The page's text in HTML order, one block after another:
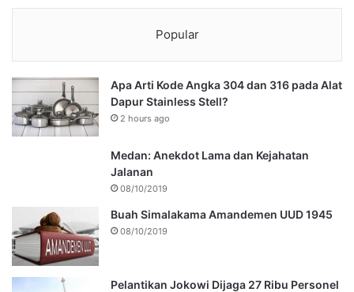
Popular
Apa Arti Kode Angka 304 dan 316 pada Alat
Dapur Stainless Stell?
2 hours ago
Medan: Anekdot Lama dan Kejahatan
Jalanan
08/10/2019
Buah Simalakama Amandemen UUD 1945
08/10/2019
Pelantikan Jokowi Dijaga 27 Ribu Personel